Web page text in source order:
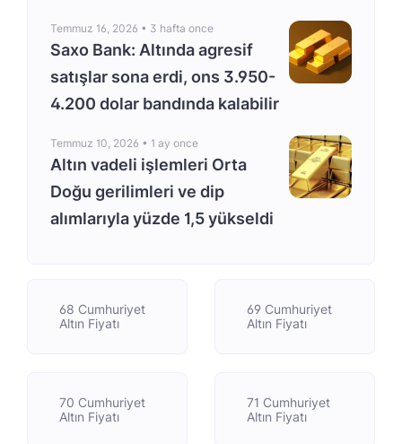
Temmuz 16, 2026 • 3 hafta once
Saxo Bank: Altında agresif
satışlar sona erdi, ons 3.950-
4.200 dolar bandında kalabilir
Temmuz 10, 2026 • 1 ay once
Altın vadeli işlemleri Orta
Doğu gerilimleri ve dip
alımlarıyla yüzde 1,5 yükseldi
68 Cumhuriyet
Altın Fiyatı
69 Cumhuriyet
Altın Fiyatı
70 Cumhuriyet
Altın Fiyatı
71 Cumhuriyet
Altın Fiyatı